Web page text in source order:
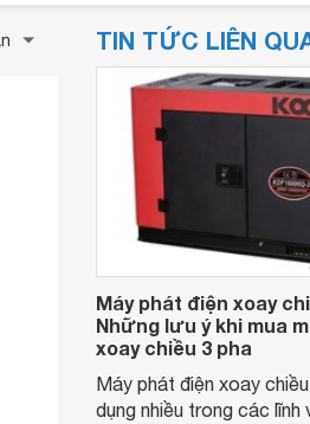
TIN TỨC LIÊN
Máy phát điện xoay
Những lưu ý khi mua
xoay chiều 3 pha
Máy phát điện xoay
dụng nhiều trong các lĩnh